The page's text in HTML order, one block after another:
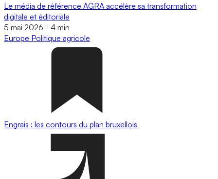
Le média de référence AGRA accélère sa transformation
digitale et éditoriale
5 mai 2026 - 4 min
Europe Politique agricole
Engrais : les contours du plan bruxellois